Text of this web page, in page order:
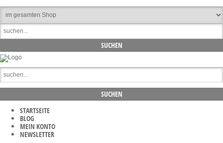
STARTSEITE
BLOG
MEIN KONTO
NEWSLETTER